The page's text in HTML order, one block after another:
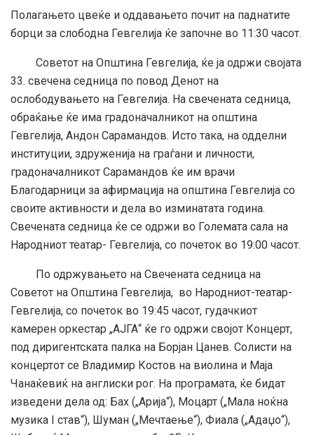
Полагањето цвеќе и оддавањето почит на паднатите
борци за слободна Гевгелија ќе започне во 11:30 часот.
Советот на Општина Гевгелија, ќе ја одржи својата
33. свечена седница по повод Денот на
oслободувањето на Гевгелија. На свечената седница,
обраќање ќе има градоначалникот на општина
Гевгелија, Андон Сарамандов. Исто така, на одделни
институции, здруженија на граѓани и личности,
градоначалникот Сарамандов ќе им врачи
Благодарници за афирмација на општина Гевгелија со
своите активности и дела во изминатата година.
Свечената седница ќе се одржи во Големата сала на
Народниот театар- Гевгелија, со почеток во 19:00 часот.
По одржувањето на Свечената седница на
Советот на Општина Гевгелија, во Народниот-театар-
Гевгелија, со почеток во 19:45 часот, гудачкиот
камерен оркестар „АЈГА“ ќе го одржи својот Концерт,
под диригентската палка на Борјан Цанев. Солисти на
концертот се Владимир Костов на виолина и Маја
Чанаќевиќ на англиски рог. На програмата, ќе бидат
изведени дела од: Бах („Арија“), Моцарт („Мала ноќна
музика I став“), Шуман („Мечтаење“), Фиала („Адаџо“),